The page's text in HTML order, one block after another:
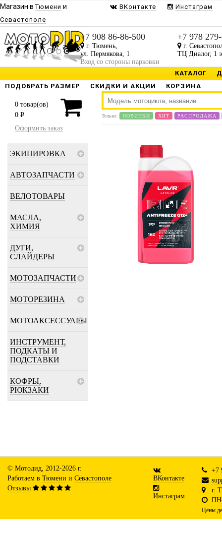
Магазин вТюмени и
Севастополе
ВКонтакте Инстаграм
+7 908 86-86-500
г. Тюмень,
ул. Пермякова, 1
Вход со стороны парковки
+7 978
г.
ТЦ Диалог, 1
КАТАЛОГ
ПОДОБРАТЬ РАЗМЕР
СКИДКИ И АКЦИИ КОРЗИНА
0 товар(ов)
0 P
Оформить заказ
ЭКИПИРОВКА
АВТОЗАПЧАСТИ
ВЕЛОТОВАРЫ
МАСЛА,
ХИМИЯ
ДУГИ,
СЛАЙДЕРЫ
МОТОЗАПЧАСТИ
МОТОРЕЗИНА
МОТОАКСЕССУАРЫ
ИНСТРУМЕНТ,
ПОДКАТЫ И
ПОДСТАВКИ
КОФРЫ,
РЮКЗАКИ
Только: НОВИНКИ ХИТ РАСПРОДАЖА
© Мотодид, 2012-2026 г.
Работаем в Тюмени и Севастополе
Отзывы
ВКонтакте
Инстаграм
+7
г.
Цены